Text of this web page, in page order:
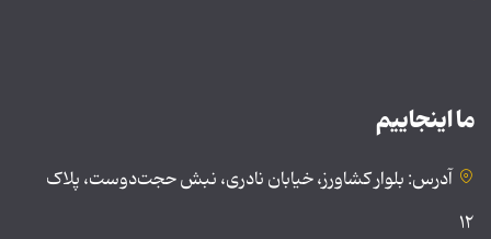
ما اینجاییم
آدرس: بلوار کشاورز، خیابان نادری، نبش حجت‌دوست، پلاک
۱۲